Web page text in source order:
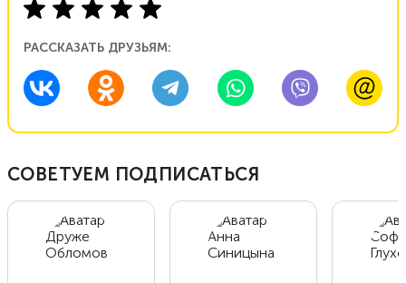
РАССКАЗАТЬ ДРУЗЬЯМ:
СОВЕТУЕМ ПОДПИСАТЬСЯ